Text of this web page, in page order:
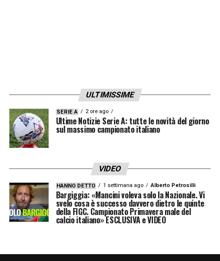
ULTIMISSIME
SERIE A 2 ore ago
Ultime Notizie Serie A: tutte le novità del giorno
sul massimo campionato italiano
VIDEO
HANNO DETTO 1 settimana ago Alberto Petrosilli
Bargiggia: «Mancini voleva solo la Nazionale. Vi
svelo cosa è successo davvero dietro le quinte
della FIGC. Campionato Primavera male del
calcio italiano» ESCLUSIVA e VIDEO